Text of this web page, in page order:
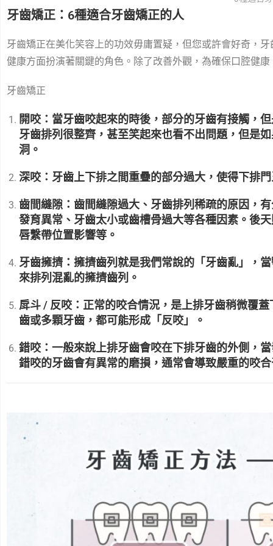
牙齒矯正：6種適合牙齒矯正的人
牙齒矯正在美化笑容上的功效毋庸置疑，但您或許會好奇，
健康方面扮演著關鍵的角色。除了改善外觀，為確保口腔健
牙齒矯正
開咬：當牙齒咬起來的時後，部分的牙齒有接觸，
牙齒排列很整齊，甚至笑起來也看不出問題，但是
洞。
深咬：牙齒上下排之間重疊的部分過大 ，使得下排
齒間縫隙：齒間縫隙過大、牙齒排列稀疏的原因，
發育異常、牙齒太小或齒槽骨過大等各種因素。後
唇繫帶位置影響等。
牙齒擁擠：擁擠齒列就是我們常說的「牙齒亂 」，
來排列混亂的擁擠齒列。
戽斗 / 反咬：正常的咬合情況，是上排牙齒稍微覆
齒或多顆牙齒，都可能形成「反咬」。
錯咬：一般來說上排牙齒會咬在下排牙齒的外側，
錯咬的牙齒會有異常的磨損，通常會導致嚴重的咬